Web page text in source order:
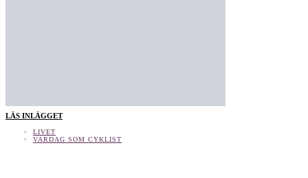
LÄS INLÄGGET
LIVET
VARDAG SOM CYKLIST